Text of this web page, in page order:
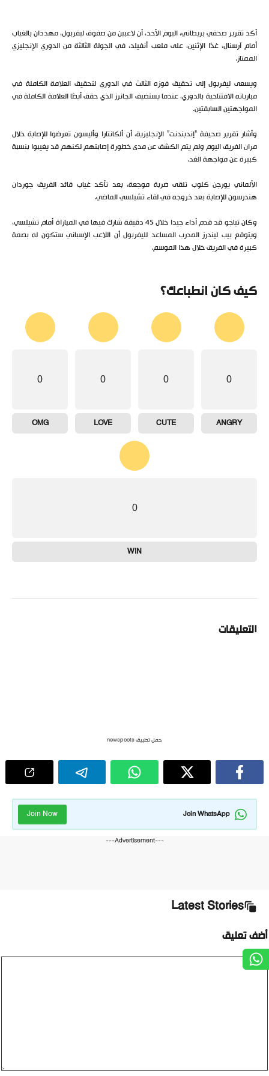
أكد تقرير صحفي بريطاني، اليوم الأحد، أن لاعبين من صفوف ليفربول، مهددان بالغياب
أمام آرسنال، غدًا الإثنين، على ملعب أنفيلد، في الجولة الثالثة من الدوري الإنجليزي
الممتاز.
ويسعى ليفربول إلى تحقيق فوزه الثالث في الدوري لتحقيق العلامة الكاملة في
مبارياته الافتتاحية بالدوري، عندما يستضيف الجانرز الذي حقق أيضًا العلامة الكاملة في
المواجهتين السابقتين.
وأشار تقرير صحيفة “إندبندنت” الإنجليزية، أن ألكانتارا وأليسون تعرضوا للإصابة خلال
مران الفريق اليوم ولم يتم الكشف عن مدى خطورة إصابتهم لكنهم قد يغيبوا بنسبة
كبيرة عن مواجهة الغد.
الألماني يورجن كلوب تلقى ضربة موجعة، بعد تأكد غياب قائد الفريق جوردان
هندرسون للإصابة بعد خروجه في لقاء تشيلسي الماضي.
وكان تياجو قد قدم أداء جيدا خلال 45 دقيقة شارك فيها في المباراة أمام تشيلسي،
ويتوقع بيب ليندرز المدرب المساعد لليفربول أن اللاعب الإسباني ستكون له بصمة
كبيرة في الفريق خلال هذا الموسم.
كيف كان انطباعك؟
0
ANGRY
0
CUTE
0
LOVE
0
OMG
0
WIN
التعليقات
حمل تطبيق newspoots
Join WhatsApp
Join Now
---Advertisement---
Latest Stories
تعليق